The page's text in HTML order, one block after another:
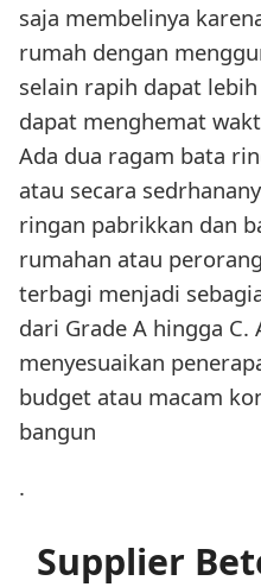
saja membelinya
rumah dengan
selain rapih dapat
dapat menghemat
Ada dua ragam bata
atau secara
ringan pabrikkan dan
rumahan atau
terbagi menjadi
dari Grade A hingga C.
menyesuaikan
budget atau macam
bangun
.
Supplier